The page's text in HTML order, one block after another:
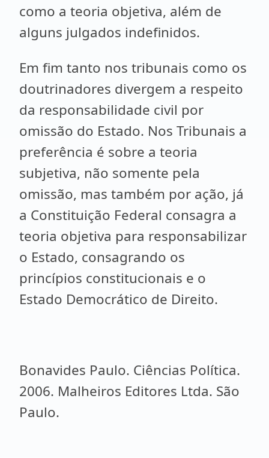
como a teoria objetiva, além de
alguns julgados indefinidos.
Em fim tanto nos tribunais como os
doutrinadores divergem a respeito
da responsabilidade civil por
omissão do Estado. Nos Tribunais a
preferência é sobre a teoria
subjetiva, não somente pela
omissão, mas também por ação, já
a Constituição Federal consagra a
teoria objetiva para responsabilizar
o Estado, consagrando os
princípios constitucionais e o
Estado Democrático de Direito.
Bonavides Paulo. Ciências Política.
2006. Malheiros Editores Ltda. São
Paulo.